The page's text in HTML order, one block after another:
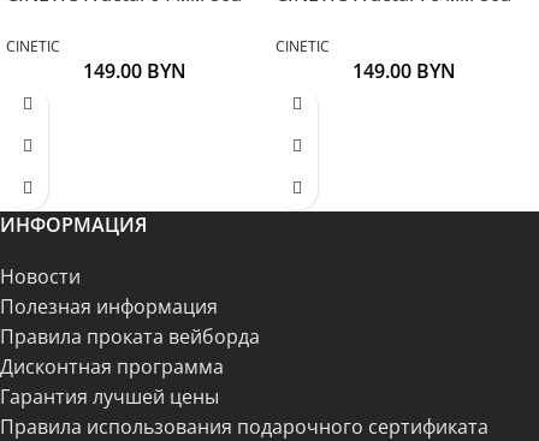
CINETIC
149.00 BYN
CINETIC
149.00 BYN
ИНФОРМАЦИЯ
Новости
Полезная информация
Правила проката вейборда
Дисконтная программа
Гарантия лучшей цены
Правила использования подарочного сертификата